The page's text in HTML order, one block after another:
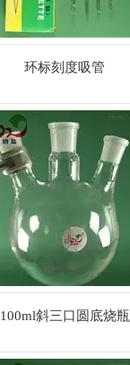
环标刻度吸管
100ml斜三口圆底烧瓶